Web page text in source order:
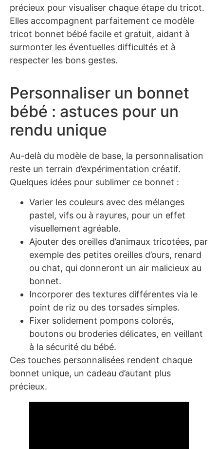
précieux pour visualiser chaque étape du tricot.
Elles accompagnent parfaitement ce modèle
tricot bonnet bébé facile et gratuit, aidant à
surmonter les éventuelles difficultés et à
respecter les bons gestes.
Personnaliser un bonnet
bébé : astuces pour un
rendu unique
Au-delà du modèle de base, la personnalisation
reste un terrain d’expérimentation créatif.
Quelques idées pour sublimer ce bonnet :
Varier les couleurs avec des mélanges
pastel, vifs ou à rayures, pour un effet
visuellement agréable.
Ajouter des oreilles d’animaux tricotées, par
exemple des petites oreilles d’ours, renard
ou chat, qui donneront un air malicieux au
bonnet.
Incorporer des textures différentes via le
point de riz ou des torsades simples.
Fixer solidement pompons colorés,
boutons ou broderies délicates, en veillant
à la sécurité du bébé.
Ces touches personnalisées rendent chaque
bonnet unique, un cadeau d’autant plus
précieux.